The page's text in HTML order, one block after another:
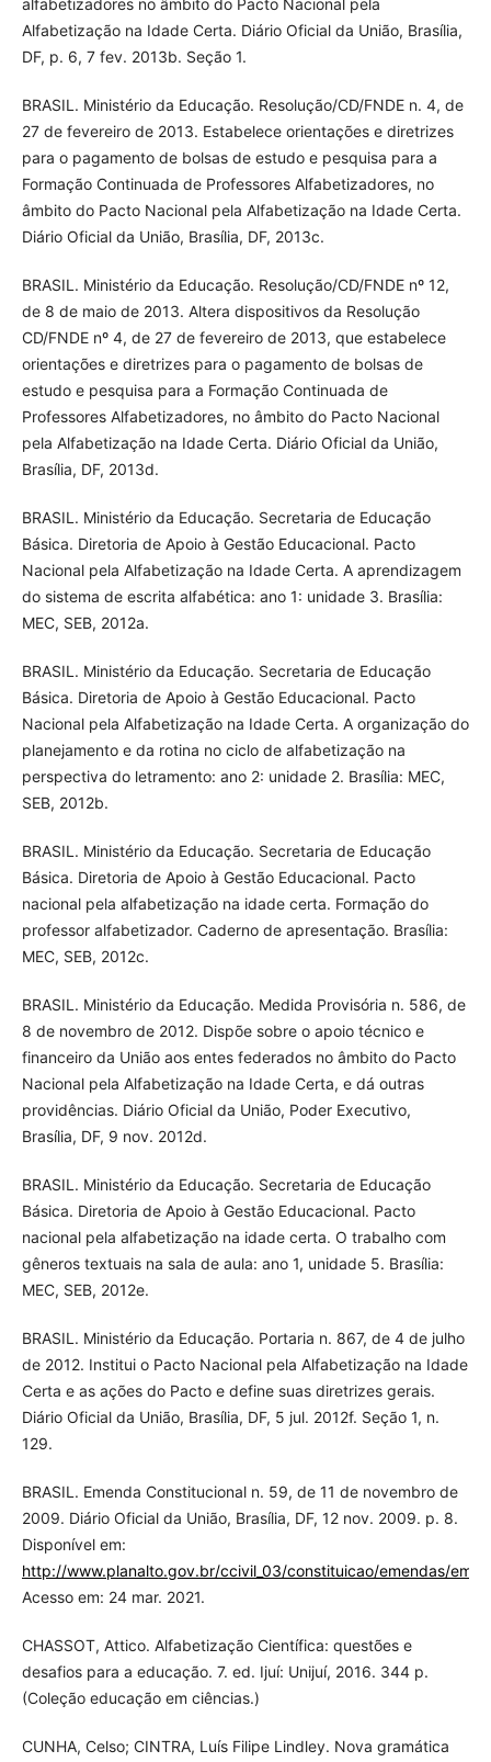
alfabetizadores no âmbito do Pacto Nacional pela
Alfabetização na Idade Certa. Diário Oficial da União, Brasília,
DF, p. 6, 7 fev. 2013b. Seção 1.
BRASIL. Ministério da Educação. Resolução/CD/FNDE n. 4, de
27 de fevereiro de 2013. Estabelece orientações e diretrizes
para o pagamento de bolsas de estudo e pesquisa para a
Formação Continuada de Professores Alfabetizadores, no
âmbito do Pacto Nacional pela Alfabetização na Idade Certa.
Diário Oficial da União, Brasília, DF, 2013c.
BRASIL. Ministério da Educação. Resolução/CD/FNDE nº 12,
de 8 de maio de 2013. Altera dispositivos da Resolução
CD/FNDE nº 4, de 27 de fevereiro de 2013, que estabelece
orientações e diretrizes para o pagamento de bolsas de
estudo e pesquisa para a Formação Continuada de
Professores Alfabetizadores, no âmbito do Pacto Nacional
pela Alfabetização na Idade Certa. Diário Oficial da União,
Brasília, DF, 2013d.
BRASIL. Ministério da Educação. Secretaria de Educação
Básica. Diretoria de Apoio à Gestão Educacional. Pacto
Nacional pela Alfabetização na Idade Certa. A aprendizagem
do sistema de escrita alfabética: ano 1: unidade 3. Brasília:
MEC, SEB, 2012a.
BRASIL. Ministério da Educação. Secretaria de Educação
Básica. Diretoria de Apoio à Gestão Educacional. Pacto
Nacional pela Alfabetização na Idade Certa. A organização do
planejamento e da rotina no ciclo de alfabetização na
perspectiva do letramento: ano 2: unidade 2. Brasília: MEC,
SEB, 2012b.
BRASIL. Ministério da Educação. Secretaria de Educação
Básica. Diretoria de Apoio à Gestão Educacional. Pacto
nacional pela alfabetização na idade certa. Formação do
professor alfabetizador. Caderno de apresentação. Brasília:
MEC, SEB, 2012c.
BRASIL. Ministério da Educação. Medida Provisória n. 586, de
8 de novembro de 2012. Dispõe sobre o apoio técnico e
financeiro da União aos entes federados no âmbito do Pacto
Nacional pela Alfabetização na Idade Certa, e dá outras
providências. Diário Oficial da União, Poder Executivo,
Brasília, DF, 9 nov. 2012d.
BRASIL. Ministério da Educação. Secretaria de Educação
Básica. Diretoria de Apoio à Gestão Educacional. Pacto
nacional pela alfabetização na idade certa. O trabalho com
gêneros textuais na sala de aula: ano 1, unidade 5. Brasília:
MEC, SEB, 2012e.
BRASIL. Ministério da Educação. Portaria n. 867, de 4 de julho
de 2012. Institui o Pacto Nacional pela Alfabetização na Idade
Certa e as ações do Pacto e define suas diretrizes gerais.
Diário Oficial da União, Brasília, DF, 5 jul. 2012f. Seção 1, n.
129.
BRASIL. Emenda Constitucional n. 59, de 11 de novembro de
2009. Diário Oficial da União, Brasília, DF, 12 nov. 2009. p. 8.
Disponível em:
http://www.planalto.gov.br/ccivil_03/constituicao/emendas/
Acesso em: 24 mar. 2021.
CHASSOT, Attico. Alfabetização Científica: questões e
desafios para a educação. 7. ed. Ijuí: Unijuí, 2016. 344 p.
(Coleção educação em ciências.)
CUNHA, Celso; CINTRA, Luís Filipe Lindley. Nova gramática